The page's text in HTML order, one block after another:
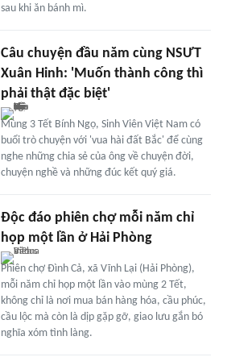
sau khi ăn bánh mì.
Câu chuyện đầu năm cùng NSƯT
Xuân Hinh: 'Muốn thành công thì
phải thật đặc biệt'
Mùng 3 Tết Bính Ngọ, Sinh Viên Việt Nam có
buổi trò chuyện với 'vua hài đất Bắc' để cùng
nghe những chia sẻ của ông về chuyện đời,
chuyện nghề và những đúc kết quý giá.
Độc đáo phiên chợ mỗi năm chỉ
họp một lần ở Hải Phòng
Phiên chợ Đình Cả, xã Vĩnh Lại (Hải Phòng),
mỗi năm chỉ họp một lần vào mùng 2 Tết,
không chỉ là nơi mua bán hàng hóa, cầu phúc,
cầu lộc mà còn là dịp gặp gỡ, giao lưu gắn bó
nghĩa xóm tình làng.